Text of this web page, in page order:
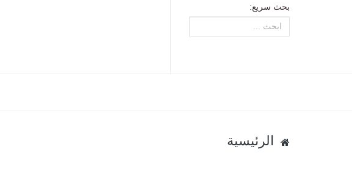
بحث سريع:
الرئيسية